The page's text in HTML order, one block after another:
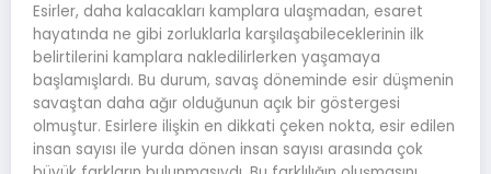
Esirler, daha kalacakları kamplara ulaşmadan, esaret
hayatında ne gibi zorluklarla karşılaşabileceklerinin ilk
belirtilerini kamplara nakledilirlerken yaşamaya
başlamışlardı. Bu durum, savaş döneminde esir düşmenin
savaştan daha ağır olduğunun açık bir göstergesi
olmuştur. Esirlere ilişkin en dikkati çeken nokta, esir edilen
insan sayısı ile yurda dönen insan sayısı arasında çok